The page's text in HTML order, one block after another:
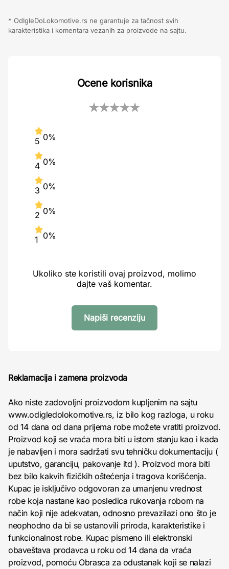
* OdIgleDoLokomotive.rs ne garantuje za tačnost svih
karakteristika i komentara vezanih za proizvode na sajtu.
Ocene korisnika
5 0%
4 0%
3 0%
2 0%
1 0%
Ukoliko ste koristili ovaj proizvod, molimo
dajte vaš komentar.
Napiši recenziju
Reklamacija i zamena proizvoda
Ako niste zadovoljni proizvodom kupljenim na sajtu
www.odigledolokomotive.rs, iz bilo kog razloga, u roku
od 14 dana od dana prijema robe možete vratiti proizvod.
Proizvod koji se vraća mora biti u istom stanju kao i kada
je nabavljen i mora sadržati svu tehničku dokumentaciju (
uputstvo, garanciju, pakovanje itd ). Proizvod mora biti
bez bilo kakvih fizičkih oštećenja i tragova korišćenja.
Kupac je isključivo odgovoran za umanjenu vrednost
robe koja nastane kao posledica rukovanja robom na
način koji nije adekvatan, odnosno prevazilazi ono što je
neophodno da bi se ustanovili priroda, karakteristike i
funkcionalnost robe. Kupac pismeno ili elektronski
obaveštava prodavca u roku od 14 dana da vraća
proizvod, pomoću Obrasca za odustanak koji se nalazi